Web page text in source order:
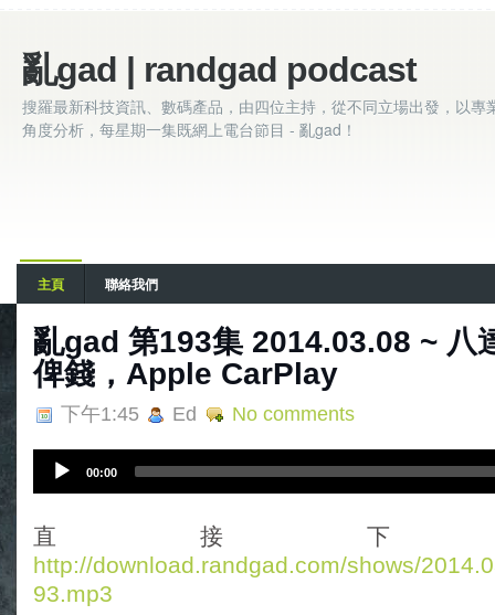
亂gad | randgad podcast
搜羅最新科技資訊、數碼產品，由四位主持，從不同立場出發，以專
角度分析，每星期一集既網上電台節目 - 亂gad！
主頁 聯絡我們
亂gad 第193集 2014.03.08 ~ 八
俾錢，Apple CarPlay
下午1:45 Ed No comments
i
o
P
l
00:00
直接
http://download.randgad.com/shows/
93.mp3